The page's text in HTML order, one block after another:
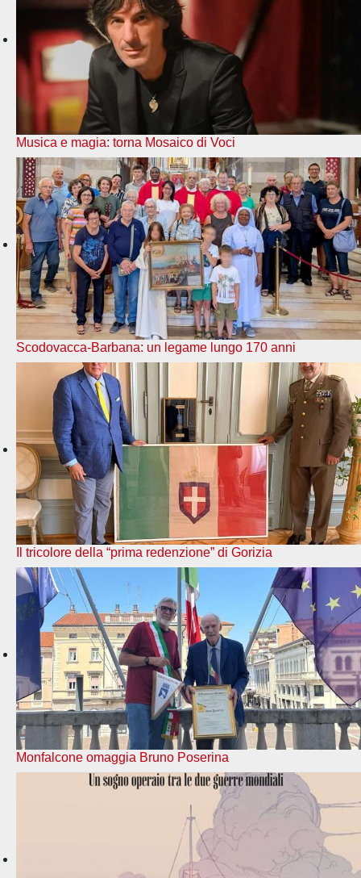
Musica e magia: torna Mosaico di Voci
Scodovacca-Barbana: un legame lungo 170 anni
Il tricolore della “prima redenzione” di Gorizia
Monfalcone omaggia Bruno Poserina